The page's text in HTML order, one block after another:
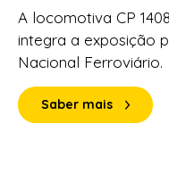
A locomotiva CP
integra a exposição
Nacional Ferroviário.
Saber mais